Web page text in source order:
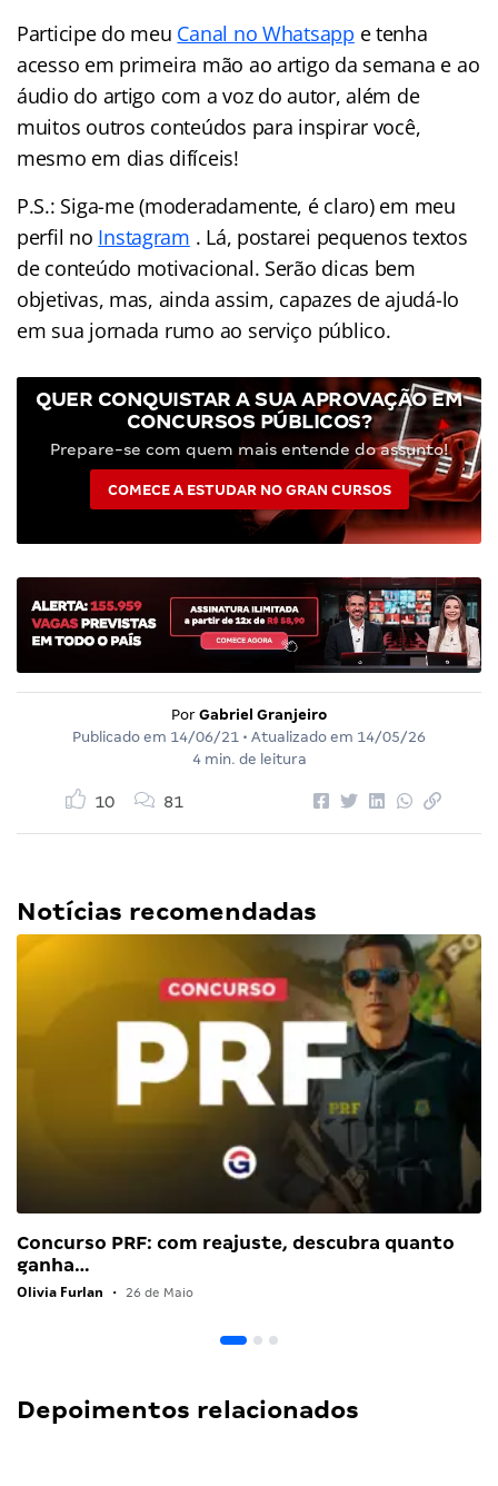
Participe do meu Canal no Whatsapp e tenha
acesso em primeira mão ao artigo da semana e ao
áudio do artigo com a voz do autor, além de
muitos outros conteúdos para inspirar você,
mesmo em dias difíceis!
P.S.: Siga-me (moderadamente, é claro) em meu
perfil no Instagram . Lá, postarei pequenos textos
de conteúdo motivacional. Serão dicas bem
objetivas, mas, ainda assim, capazes de ajudá-lo
em sua jornada rumo ao serviço público.
QUER CONQUISTAR A SUA APROVAÇÃO EM
CONCURSOS PÚBLICOS?
Prepare-se com quem mais entende do assunto!
COMECE A ESTUDAR NO GRAN CURSOS
Por Gabriel Granjeiro
Publicado em 14/06/21 • Atualizado em 14/05/26
4 min. de leitura
10 81
Notícias recomendadas
Concurso PRF: com reajuste, descubra quanto
ganha…
Olivia Furlan • 26 de Maio
Depoimentos relacionados